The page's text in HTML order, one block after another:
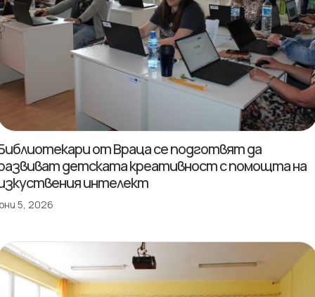
от Враца се подготвят да
детската креативност с помощта на
интелект
5, 2026